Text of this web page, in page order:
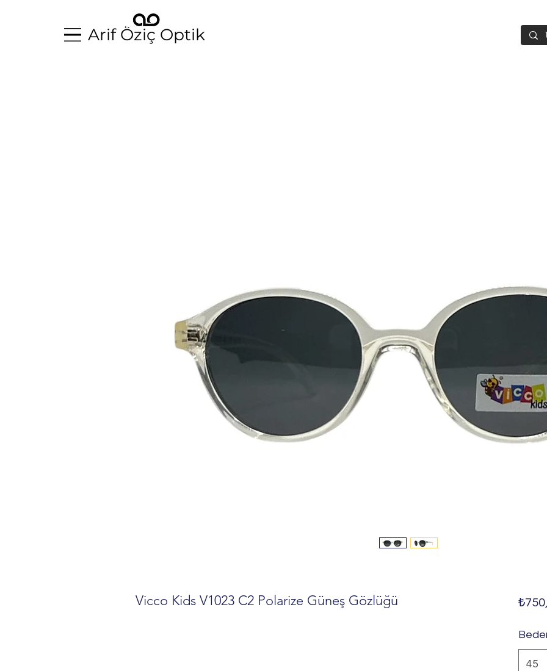
Arif Öziç Optik
Arif Öziç Optik
Vicco Kids V1023 C2 Polarize Güneş Gözlüğü
45